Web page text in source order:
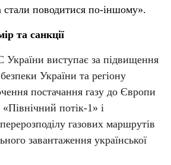
стали поводитися по-іншому».
та санкції
виступає за підвищення
України та регіону
постачання газу до Європи
потік-1» і
газових маршрутів
завантаження української